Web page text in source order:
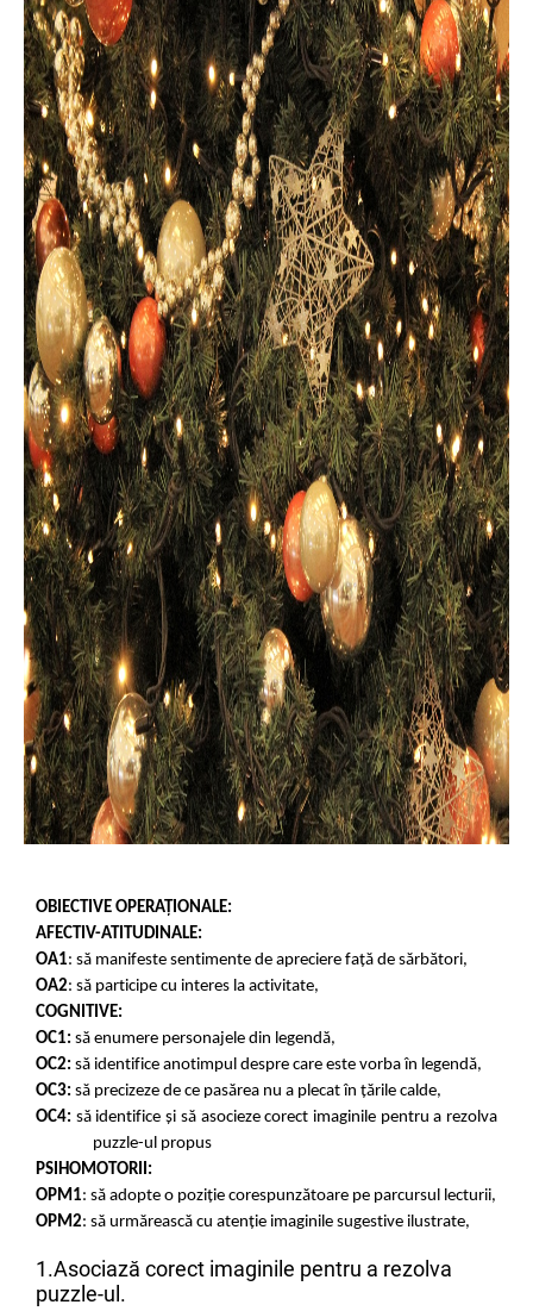
OBIECTIVE OPERAȚIONALE:
AFECTIV-ATITUDINALE:
OA1: să manifeste sentimente de apreciere față de sărbători,
OA2: să participe cu interes la activitate,
COGNITIVE:
OC1: să enumere personajele din legendă,
OC2: să identifice anotimpul despre care este vorba în legendă,
OC3: să precizeze de ce pasărea nu a plecat în țările calde,
OC4: să identifice și să asocieze corect imaginile pentru a rezolva
puzzle-ul propus
PSIHOMOTORII:
OPM1: să adopte o poziție corespunzătoare pe parcursul lecturii,
OPM2: să urmărească cu atenție imaginile sugestive ilustrate,
1.Asociază corect imaginile pentru a rezolva
puzzle-ul.